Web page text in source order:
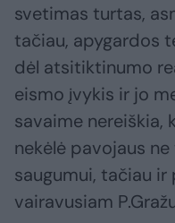
svetimas turtas,
tačiau, apygardos
dėl atsitiktinumo
eismo įvykis ir jo
savaime nereiškia,
nekėlė pavojaus
saugumui, tačiau
vairavusiam